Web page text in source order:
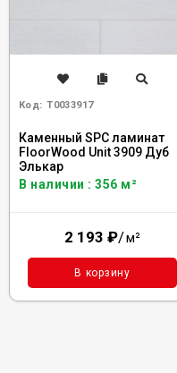
Код: Т0033917
Каменный SPC ламинат
FloorWood Unit 3909 Дуб
Элькар
В наличии : 356 м²
2 193 ₽/м²
В корзину